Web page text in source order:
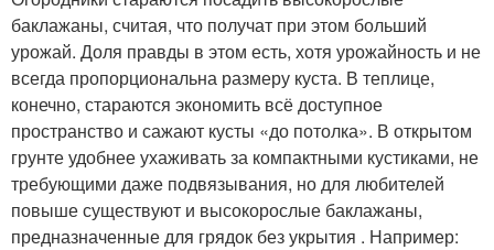
баклажаны, считая, что получат при этом больший
урожай. Доля правды в этом есть, хотя урожайность и не
всегда пропорциональна размеру куста. В теплице,
конечно, стараются экономить всё доступное
пространство и сажают кусты «до потолка». В открытом
грунте удобнее ухаживать за компактными кустиками, не
требующими даже подвязывания, но для любителей
повыше существуют и высокорослые баклажаны,
предназначенные для грядок без укрытия . Например: